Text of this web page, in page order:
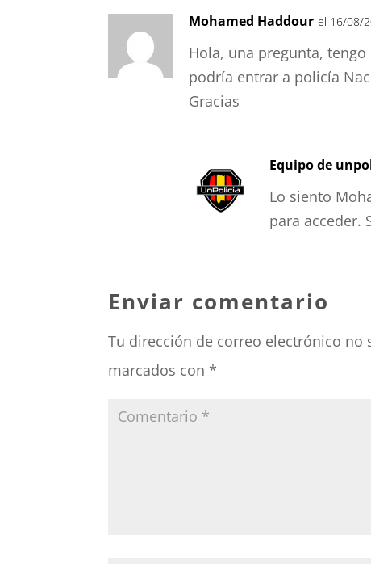
Mohamed Haddour el 16/08/
Hola, una pregunta, tengo
podría entrar a policía
Gracias
Equipo de
Lo siento
para acceder.
Enviar comentario
Tu dirección de correo electrónico no
marcados con *